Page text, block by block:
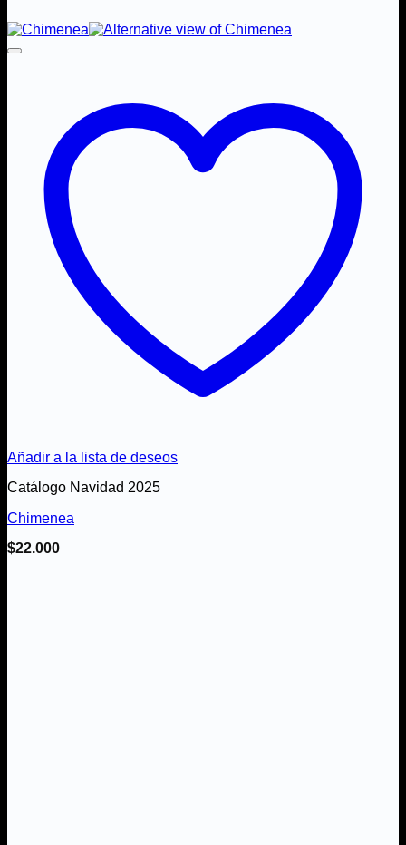
Añadir a la lista de deseos
Catálogo Navidad 2025
Chimenea
$22.000